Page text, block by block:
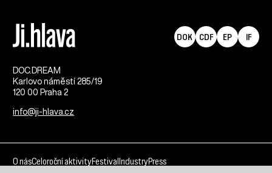
DOC.DREAM​
Karlovo náměstí 285/19
120 00 Praha 2
info@ji-hlava.cz
DOK CDF EP IF
O násCeloroční aktivityFestival IndustryPress